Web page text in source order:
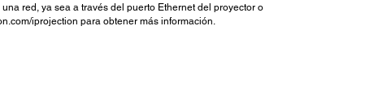
red, ya sea a través del puerto Ethernet del proyector o
iprojection para obtener más información.